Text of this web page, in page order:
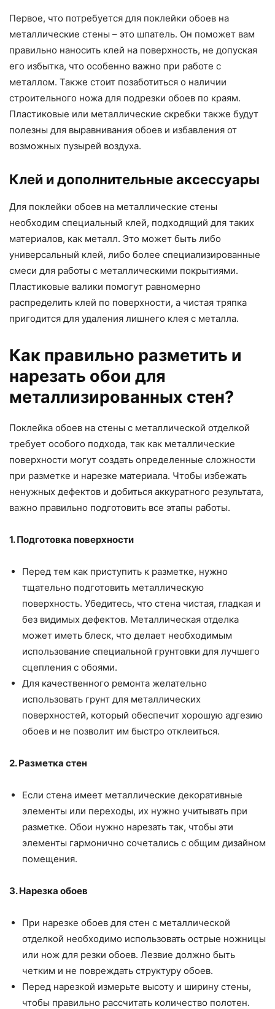
Первое, что потребуется для поклейки обоев на
металлические стены – это шпатель. Он поможет вам
правильно наносить клей на поверхность, не допуская
его избытка, что особенно важно при работе с
металлом. Также стоит позаботиться о наличии
строительного ножа для подрезки обоев по краям.
Пластиковые или металлические скребки также будут
полезны для выравнивания обоев и избавления от
возможных пузырей воздуха.
Клей и дополнительные аксессуары
Для поклейки обоев на металлические стены
необходим специальный клей, подходящий для таких
материалов, как металл. Это может быть либо
универсальный клей, либо более специализированные
смеси для работы с металлическими покрытиями.
Пластиковые валики помогут равномерно
распределить клей по поверхности, а чистая тряпка
пригодится для удаления лишнего клея с металла.
Как правильно разметить и
нарезать обои для
металлизированных стен?
Поклейка обоев на стены с металлической отделкой
требует особого подхода, так как металлические
поверхности могут создать определенные сложности
при разметке и нарезке материала. Чтобы избежать
ненужных дефектов и добиться аккуратного результата,
важно правильно подготовить все этапы работы.
1. Подготовка поверхности
Перед тем как приступить к разметке, нужно
тщательно подготовить металлическую
поверхность. Убедитесь, что стена чистая, гладкая и
без видимых дефектов. Металлическая отделка
может иметь блеск, что делает необходимым
использование специальной грунтовки для лучшего
сцепления с обоями.
Для качественного ремонта желательно
использовать грунт для металлических
поверхностей, который обеспечит хорошую адгезию
обоев и не позволит им быстро отклеиться.
2. Разметка стен
Если стена имеет металлические декоративные
элементы или переходы, их нужно учитывать при
разметке. Обои нужно нарезать так, чтобы эти
элементы гармонично сочетались с общим дизайном
помещения.
3. Нарезка обоев
При нарезке обоев для стен с металлической
отделкой необходимо использовать острые ножницы
или нож для резки обоев. Лезвие должно быть
четким и не повреждать структуру обоев.
Перед нарезкой измерьте высоту и ширину стены,
чтобы правильно рассчитать количество полотен.